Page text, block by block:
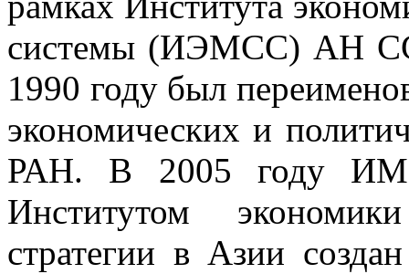
системы (ИЭМСС) АН
1990 году был
экономических и
РАН. В 2005 году
Институтом
стратегии в Азии